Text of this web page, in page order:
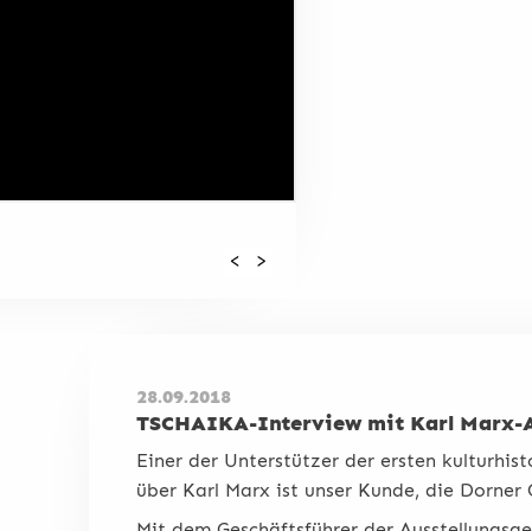
< >
28.09.2018
TSCHAIKA-Interview mit Karl Marx-
Einer der Unterstützer der ersten
über Karl Marx ist unser Kunde, die Dorner